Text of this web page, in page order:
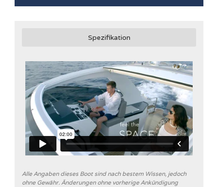
Spezifikation
Alle Angaben dieses Boot sind nach bestem Wissen, jedoch
ohne Gewähr. Änderungen ohne vorherige Ankündigung